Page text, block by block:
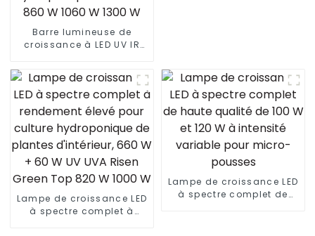
Barre lumineuse de
croissance à LED UV IR
étanche à deux canaux
720 W pour culture
hydroponique intérieure
860 W 1060 W 1300 W
Lampe de croissance LED
à spectre complet à
Lampe de croissance LED
à spectre complet de